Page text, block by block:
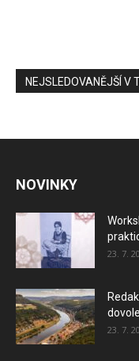
NEJSLEDOVANĚJŠÍ V
NOVINKY
23. 7.
23. 7.